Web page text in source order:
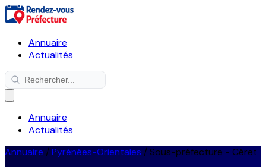
Annuaire
Actualités
Annuaire
Actualités
Annuaire /Pyrénées-Orientales / Sous-préfecture - Céret